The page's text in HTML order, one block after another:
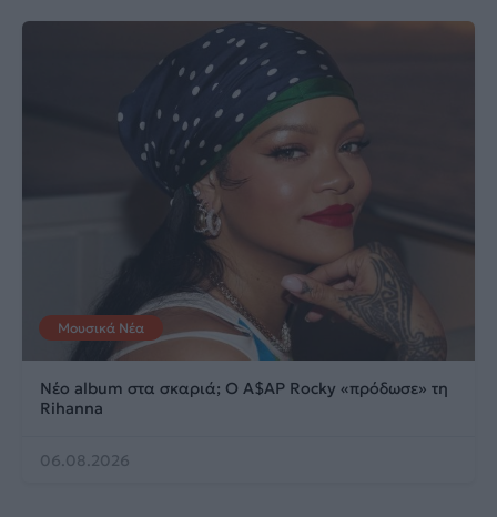
Μουσικά Νέα
Νέο album στα σκαριά; Ο A$AP Rocky «πρόδωσε» τη
Rihanna
06.08.2026